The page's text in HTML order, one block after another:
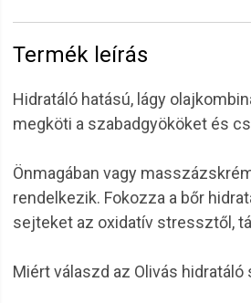
Termék leírás
Hidratáló hatású, lágy
megköti a szabadgyököket és
Önmagában vagy
rendelkezik. Fokozza a bőr
sejteket az oxidatív stressztől,
Miért válaszd az Olivás